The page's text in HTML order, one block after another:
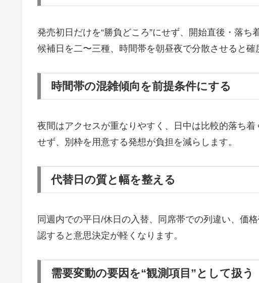
発売初日だけを“勝負どころ”にせず、開始直後・落ち
候補日を二〜三種、時間帯を朝昼夜で分散させると確
時間帯の混雑傾向を前提条件にする
夜間はアクセスが重なりやすく、日中は比較的落ち
せず、別枠を用意する発想が負担を減らします。
代替日の質と幅を整える
同週内での平日/休日の入替、同席帯での列違い、価
認すると意思決定が軽くなります。
需要変動の要因を“観測項目”として扱う